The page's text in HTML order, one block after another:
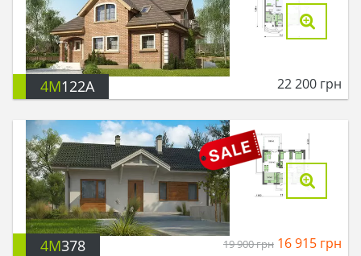
4M122A 22 200 грн
4M378 19 900грн 16 915 грн